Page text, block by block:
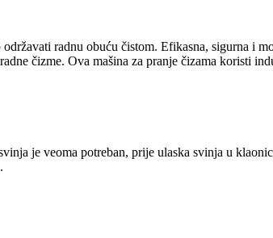
radnu obuću čistom. Efikasna, sigurna i
čizme. Ova mašina za pranje čizama koristi
je veoma potreban, prije ulaska svinja u